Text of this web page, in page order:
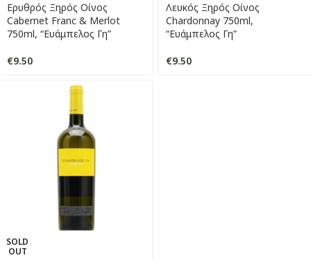
Ερυθρός Ξηρός Οίνος
Cabernet Franc & Merlot
750ml, “Ευάμπελος Γη”
€9.50
Λευκός Ξηρός Οίνος
Chardonnay 750ml,
“Ευάμπελος Γη”
€9.50
SOLD
OUT